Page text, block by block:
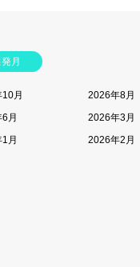
月
月
2026年8月
月
2026年3月
月
2026年2月